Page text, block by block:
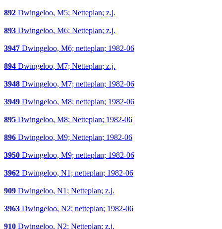
892 Dwingeloo, M5; Netteplan; z.j.
893 Dwingeloo, M6; Netteplan; z.j.
3947 Dwingeloo, M6; netteplan; 1982-06
894 Dwingeloo, M7; Netteplan; z.j.
3948 Dwingeloo, M7; netteplan; 1982-06
3949 Dwingeloo, M8; netteplan; 1982-06
895 Dwingeloo, M8; Netteplan; 1982-06
896 Dwingeloo, M9; Netteplan; 1982-06
3950 Dwingeloo, M9; netteplan; 1982-06
3962 Dwingeloo, N1; netteplan; 1982-06
909 Dwingeloo, N1; Netteplan; z.j.
3963 Dwingeloo, N2; netteplan; 1982-06
910 Dwingeloo, N2; Netteplan; z.j.